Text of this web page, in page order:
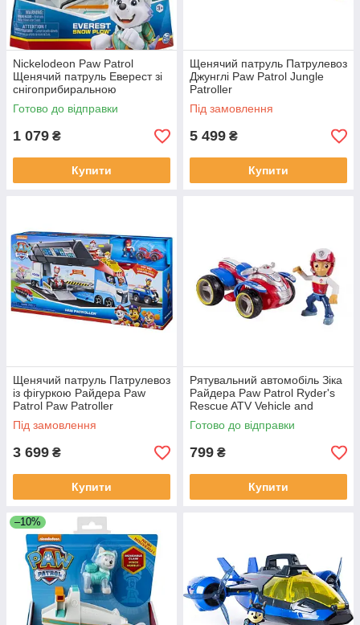
Nickelodeon Paw Patrol
Щенячий патруль Еверест зі
снігоприбиральною
машиною
Готово до відправки
1 079 ₴
Купити
Щенячий патруль Патрулевоз
Джунглі Paw Patrol Jungle
Patroller
Під замовлення
5 499 ₴
Купити
Щенячий патруль Патрулевоз
із фігуркою Райдера Paw
Patrol Paw Patroller
Під замовлення
3 699 ₴
Купити
Рятувальний автомобіль Зіка
Райдера Paw Patrol Ryder's
Rescue ATV Vehicle and
Figure
Готово до відправки
799 ₴
Купити
–10%